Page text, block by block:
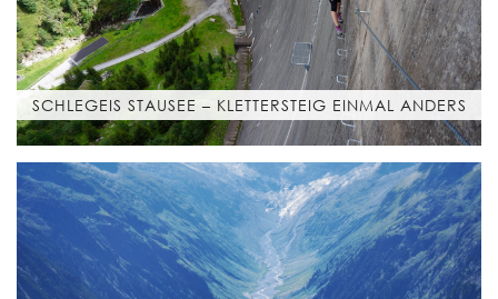
SCHLEGEIS STAUSEE – KLETTERSTEIG EINMAL ANDERS